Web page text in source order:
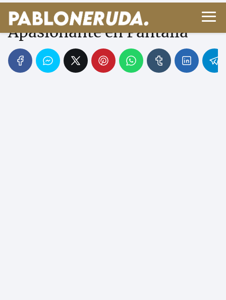
Neruda en el Cine: Su Vida
Apasionante en Pantalla